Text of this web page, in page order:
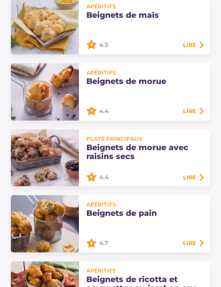
faciles à préparer : courge crue
râpée pour une simple recette
APÉRITIFS
Beignets de maïs
finger foods délicieux, très rapides à
préparer, parfaits pour un déjeuner
4.3 LIRE
APÉRITIFS
Beignets de morue
délicieux morceaux de poisson frits,
parfaits à servir en entrée ou pour
enrichir les tables de Noël.
4.4 LIRE
PLATS PRINCIPAUX
Beignets de morue avec
raisins secs
Les beignets de morue avec raisins
secs sont des pépites frites très
bonnes et savoureuses : excellente
4.4 LIRE
APÉRITIFS
Beignets de pain
Les beignets de pain sont une
manière d'utiliser le pain rassis. Une
délicieuse recette anti-gaspillage,
4.7 LIRE
APÉRITIFS
Beignets de ricotta et